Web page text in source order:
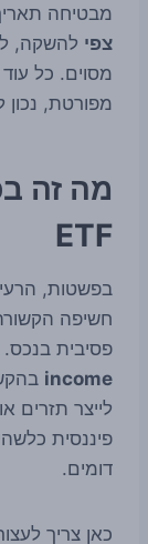
מבטיחה
צפי להשקה,
מסוים. כל
מפורטת, נכון
ETF
בפשטות,
חשיפה
פסיבית
income
לייצר תזרים
פיננסית
דומים.
כאן צריך